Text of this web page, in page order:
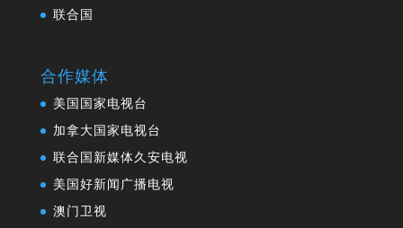
联合国
合作媒体
美国国家电视台
加拿大国家电视台
联合国新媒体久安电视
美国好新闻广播电视
澳门卫视